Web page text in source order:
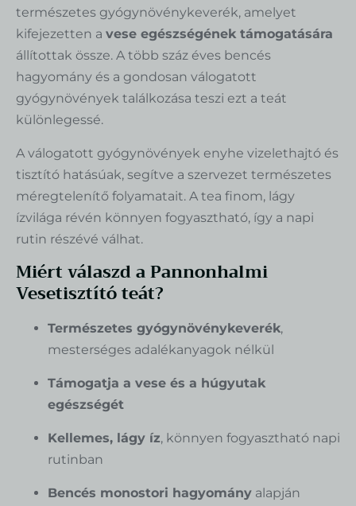
természetes gyógynövénykeverék, amelyet
kifejezetten a vese egészségének támogatására
állítottak össze. A több száz éves bencés
hagyomány és a gondosan válogatott
gyógynövények találkozása teszi ezt a teát
különlegessé.
A válogatott gyógynövények enyhe vizelethajtó és
tisztító hatásúak, segítve a szervezet természetes
méregtelenítő folyamatait. A tea finom, lágy
ízvilága révén könnyen fogyasztható, így a napi
rutin részévé válhat.
Miért válaszd a Pannonhalmi
Vesetisztító teát?
Természetes gyógynövénykeverék,
mesterséges adalékanyagok nélkül
Támogatja a vese és a húgyutak
egészségét
Kellemes, lágy íz, könnyen fogyasztható napi
rutinban
Bencés monostori hagyomány alapján